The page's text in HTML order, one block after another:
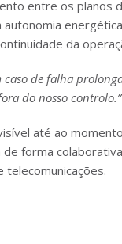
entre os planos
da
caso de falha
do nosso controlo.”
até ao
forma
telecomunicações.